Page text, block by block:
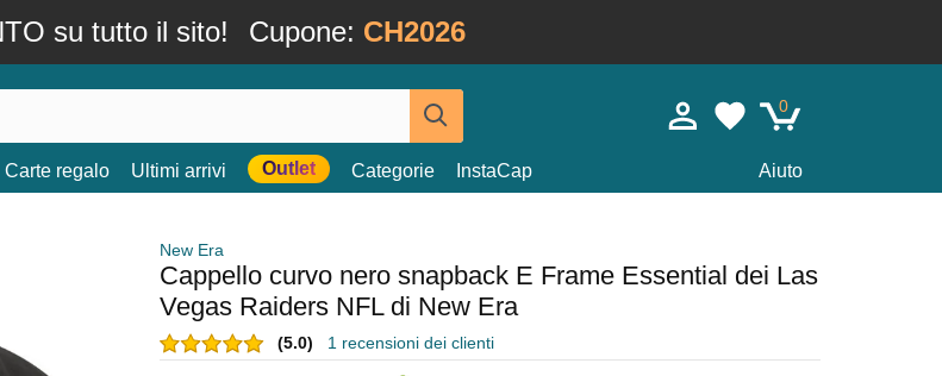
su tutto il sito! Cupone: CH2026
0
Carte regalo Ultimi arrivi Outlet Categorie InstaCap Aiuto
New Era
Cappello curvo nero snapback E Frame Essential dei Las
Vegas Raiders NFL di New Era
(5.0) 1 recensioni dei clienti